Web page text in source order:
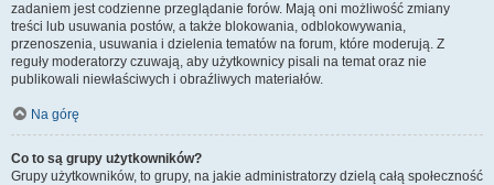
zadaniem jest codzienne przeglądanie forów. Mają oni możliwość zmiany
treści lub usuwania postów, a także blokowania, odblokowywania,
przenoszenia, usuwania i dzielenia tematów na forum, które moderują. Z
reguły moderatorzy czuwają, aby użytkownicy pisali na temat oraz nie
publikowali niewłaściwych i obraźliwych materiałów.
Na górę
Co to są grupy użytkowników?
Grupy użytkowników, to grupy, na jakie administratorzy dzielą całą społeczność